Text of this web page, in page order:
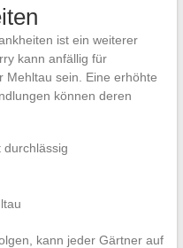
ist ein weiterer
kann anfällig für
Mehltau sein. Eine erhöhte
können deren
durchlässig
kann jeder Gärtner auf